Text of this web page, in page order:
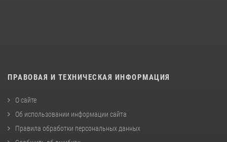
ПРАВОВАЯ И ТЕХНИЧЕСКАЯ ИНФОРМАЦИЯ
О сайте
Об использовании информации сайта
Правила обработки персональных данных